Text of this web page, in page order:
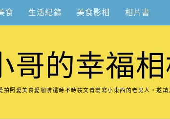
食 生活紀錄 美食影相 相片書
哥的幸福
照愛美食愛咖啡還時不時裝文青寫寫小東西的老男人，邀